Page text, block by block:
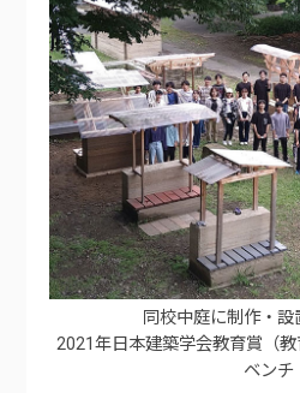
同校中庭に制作・設
2021年日本建築学会教育賞（
ベンチ